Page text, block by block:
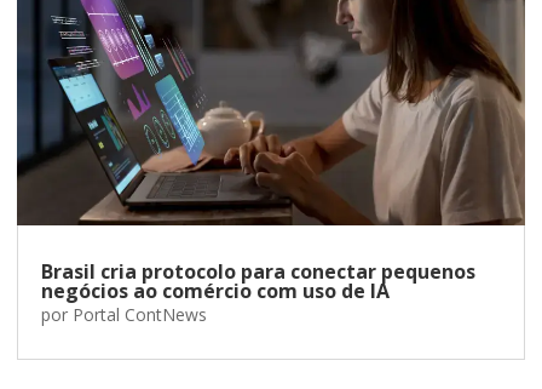
Brasil cria protocolo para conectar pequenos
negócios ao comércio com uso de IA
por Portal ContNews